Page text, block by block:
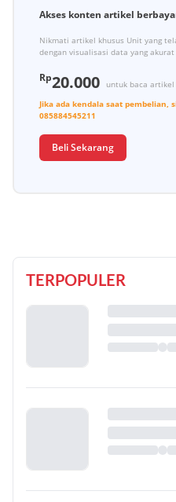
Akses konten artikel
Nikmati artikel khusus Unit yang
dengan visualisasi data yang akurat
Rp20.000
untuk baca artikel
Jika ada kendala saat pembelian,
085884545211
Beli Sekarang
TERPOPULER